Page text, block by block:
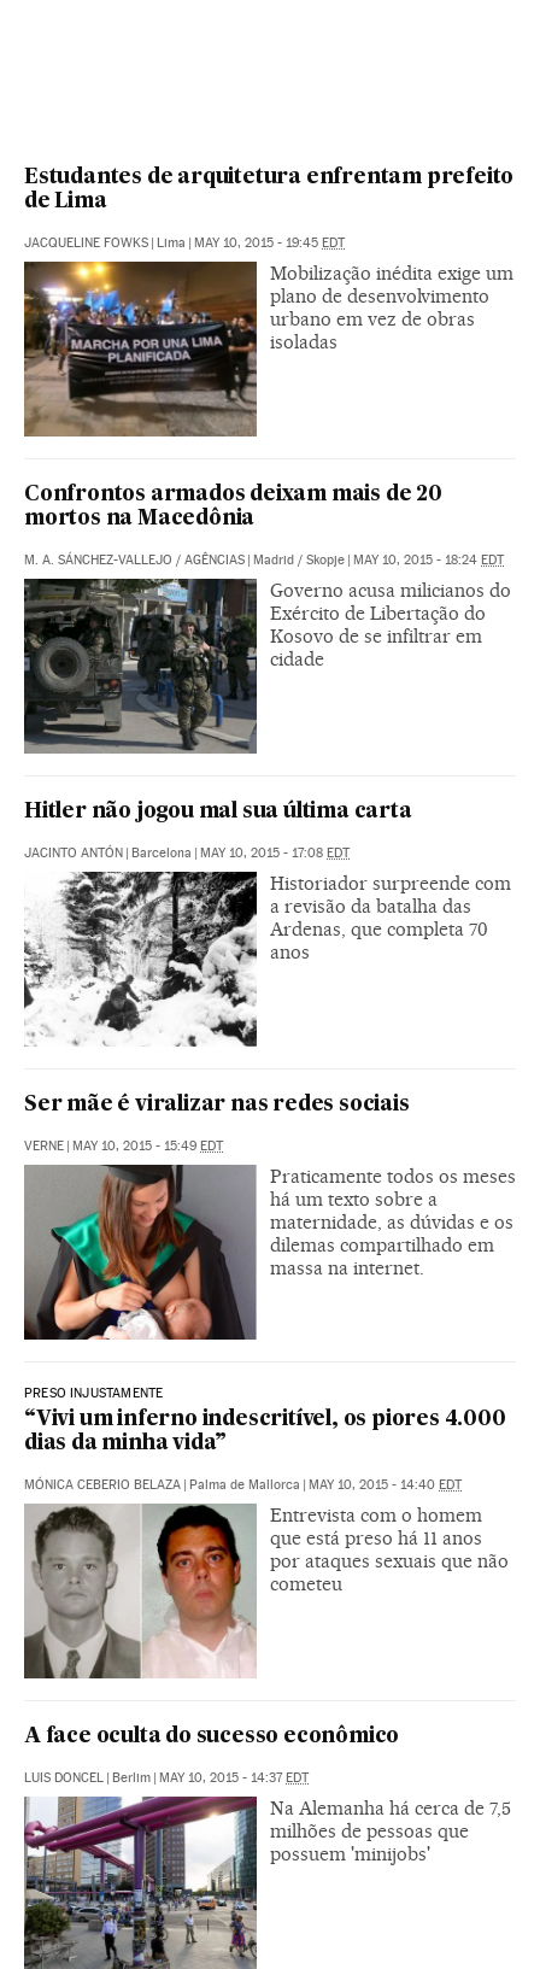
Estudantes de arquitetura enfrentam prefeito
de Lima
JACQUELINE FOWKS Lima MAY 10, 2015 - 19:45 EDT
Mobilização inédita exige um
plano de desenvolvimento
urbano em vez de obras
isoladas
Confrontos armados deixam mais de 20
mortos na Macedônia
M. A. SÁNCHEZ-VALLEJO / AGÊNCIAS Madrid / Skopje MAY 10, 2015 - 18:24 EDT
Governo acusa milicianos do
Exército de Libertação do
Kosovo de se infiltrar em
cidade
Hitler não jogou mal sua última carta
JACINTO ANTÓN | Barcelona | MAY 10, 2015 - 17:08 EDT
Historiador surpreende com
a revisão da batalha das
Ardenas, que completa 70
anos
Ser mãe é viralizar nas redes sociais
VERNE | MAY 10, 2015 - 15:49 EDT
Praticamente todos os meses
há um texto sobre a
maternidade, as dúvidas e os
dilemas compartilhado em
massa na internet.
PRESO INJUSTAMENTE
“Vivi um inferno indescritível, os piores 4.000
dias da minha vida”
MÓNICA CEBERIO BELAZA | Palma de Mallorca | MAY 10, 2015 - 14:40 EDT
Entrevista com o homem
que está preso há 11 anos
por ataques sexuais que não
cometeu
A face oculta do sucesso econômico
LUIS DONCEL | Berlim | MAY 10, 2015 - 14:37EDT
Na Alemanha há cerca de 7,5
milhões de pessoas que
possuem 'minijobs'